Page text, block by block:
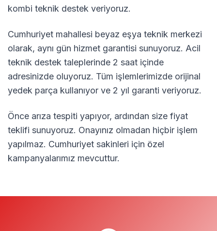
kombi teknik destek veriyoruz.
Cumhuriyet mahallesi beyaz eşya teknik merkezi
olarak, aynı gün hizmet garantisi sunuyoruz. Acil
teknik destek taleplerinde 2 saat içinde
adresinizde oluyoruz. Tüm işlemlerimizde orijinal
yedek parça kullanıyor ve 2 yıl garanti veriyoruz.
Önce arıza tespiti yapıyor, ardından size fiyat
teklifi sunuyoruz. Onayınız olmadan hiçbir işlem
yapılmaz. Cumhuriyet sakinleri için özel
kampanyalarımız mevcuttur.